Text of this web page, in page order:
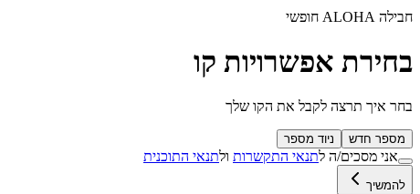
חבילה ALOHA חופשי
בחירת אפשרויות קו
בחר איך תרצה לקבל את הקו שלך
ניוד מספר מספר חדש
אני מסכים/ה לתנאי התקשרות ולתנאי התוכנית
להמשיך